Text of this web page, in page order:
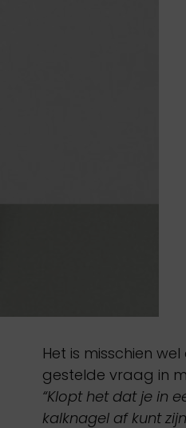
Het is misschien
gestelde vraag in
“Klopt het dat je in
kalknagel af kunt